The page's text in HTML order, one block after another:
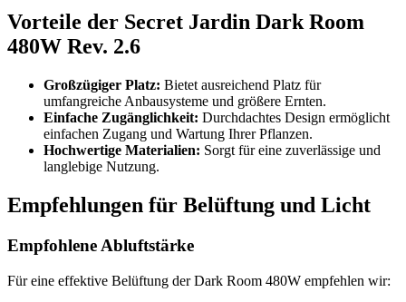
Vorteile der Secret Jardin Dark Room
480W Rev. 2.6
Großzügiger Platz: Bietet ausreichend Platz für
umfangreiche Anbausysteme und größere Ernten.
Einfache Zugänglichkeit: Durchdachtes Design ermöglicht
einfachen Zugang und Wartung Ihrer Pflanzen.
Hochwertige Materialien: Sorgt für eine zuverlässige und
langlebige Nutzung.
Empfehlungen für Belüftung und Licht
Empfohlene Abluftstärke
Für eine effektive Belüftung der Dark Room 480W empfehlen wir: